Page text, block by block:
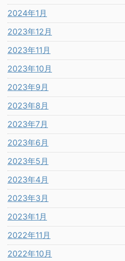
2024年1月
2023年12月
2023年11月
2023年10月
2023年9月
2023年8月
2023年7月
2023年6月
2023年5月
2023年4月
2023年3月
2023年1月
2022年11月
2022年10月